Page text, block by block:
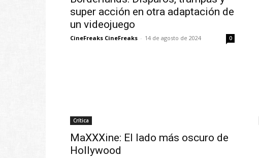
super acción en otra adaptación de
un videojuego
CineFreaks CineFreaks - 14 de agosto de 2024 0
Crítica
MaXXXine: El lado más oscuro de
Hollywood